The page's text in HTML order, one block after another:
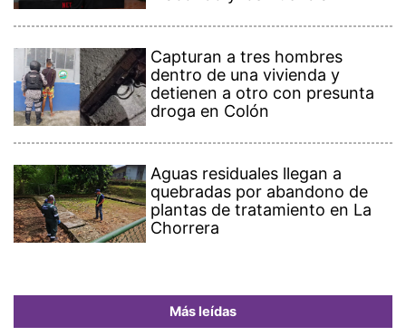
Capturan a tres hombres
dentro de una vivienda y
detienen a otro con presunta
droga en Colón
Aguas residuales llegan a
quebradas por abandono de
plantas de tratamiento en La
Chorrera
Más leídas